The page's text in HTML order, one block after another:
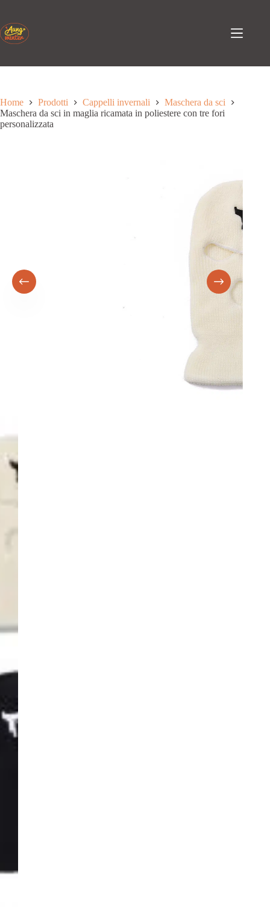
contenuto
Home Prodotti Cappelli invernali
Maschera da sci
Maschera da sci in maglia ricamata in poliestere con tre fori
personalizzata